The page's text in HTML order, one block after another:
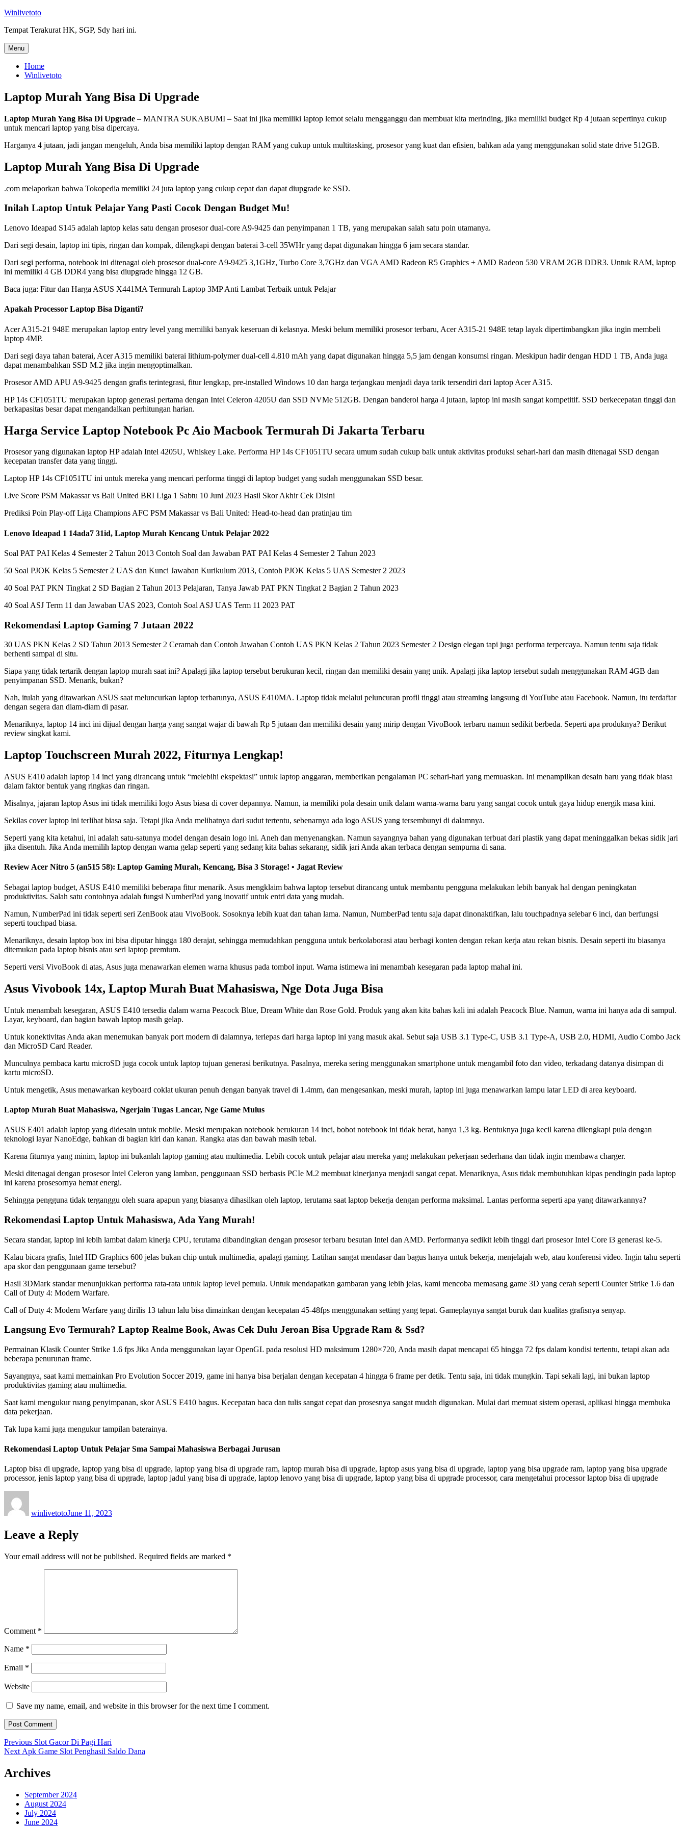
Skip
content
Winlivetoto
Tempat Terakurat HK, SGP, Sdy hari ini.
Menu
Home
Winlivetoto
Laptop Murah Yang Bisa Di Upgrade
Laptop Murah Yang Bisa Di Upgrade – MANTRA SUKABUMI – Saat ini jika memiliki laptop lemot selalu mengganggu dan membuat kita merinding, jika memiliki budget Rp 4 jutaan sepertinya cukup
untuk mencari laptop yang bisa dipercaya.
Harganya 4 jutaan, jadi jangan mengeluh, Anda bisa memiliki laptop dengan RAM yang cukup untuk multitasking, prosesor yang kuat dan efisien, bahkan ada yang menggunakan solid state drive 512GB.
Laptop Murah Yang Bisa Di Upgrade
.com melaporkan bahwa Tokopedia memiliki 24 juta laptop yang cukup cepat dan dapat diupgrade ke SSD.
Inilah Laptop Untuk Pelajar Yang Pasti Cocok Dengan Budget Mu!
Lenovo Ideapad S145 adalah laptop kelas satu dengan prosesor dual-core A9-9425 dan penyimpanan 1 TB, yang merupakan salah satu poin utamanya.
Dari segi desain, laptop ini tipis, ringan dan kompak, dilengkapi dengan baterai 3-cell 35WHr yang dapat digunakan hingga 6 jam secara standar.
Dari segi performa, notebook ini ditenagai oleh prosesor dual-core A9-9425 3,1GHz, Turbo Core 3,7GHz dan VGA AMD Radeon R5 Graphics + AMD Radeon 530 VRAM 2GB DDR3. Untuk RAM, laptop
ini memiliki 4 GB DDR4 yang bisa diupgrade hingga 12 GB.
Baca juga: Fitur dan Harga ASUS X441MA Termurah Laptop 3MP Anti Lambat Terbaik untuk Pelajar
Apakah Processor Laptop Bisa Diganti?
Acer A315-21 948E merupakan laptop entry level yang memiliki banyak keseruan di kelasnya. Meski belum memiliki prosesor terbaru, Acer A315-21 948E tetap layak dipertimbangkan jika ingin membeli
laptop 4MP.
Dari segi daya tahan baterai, Acer A315 memiliki baterai lithium-polymer dual-cell 4.810 mAh yang dapat digunakan hingga 5,5 jam dengan konsumsi ringan. Meskipun hadir dengan HDD 1 TB, Anda juga
dapat menambahkan SSD M.2 jika ingin mengoptimalkan.
Prosesor AMD APU A9-9425 dengan grafis terintegrasi, fitur lengkap, pre-installed Windows 10 dan harga terjangkau menjadi daya tarik tersendiri dari laptop Acer A315.
HP 14s CF1051TU merupakan laptop generasi pertama dengan Intel Celeron 4205U dan SSD NVMe 512GB. Dengan banderol harga 4 jutaan, laptop ini masih sangat kompetitif. SSD berkecepatan tinggi dan
berkapasitas besar dapat mengandalkan perhitungan harian.
Harga Service Laptop Notebook Pc Aio Macbook Termurah Di Jakarta Terbaru
Prosesor yang digunakan laptop HP adalah Intel 4205U, Whiskey Lake. Performa HP 14s CF1051TU secara umum sudah cukup baik untuk aktivitas produksi sehari-hari dan masih ditenagai SSD dengan
kecepatan transfer data yang tinggi.
Laptop HP 14s CF1051TU ini untuk mereka yang mencari performa tinggi di laptop budget yang sudah menggunakan SSD besar.
Live Score PSM Makassar vs Bali United BRI Liga 1 Sabtu 10 Juni 2023 Hasil Skor Akhir Cek Disini
Prediksi Poin Play-off Liga Champions AFC PSM Makassar vs Bali United: Head-to-head dan pratinjau tim
Lenovo Ideapad 1 14ada7 31id, Laptop Murah Kencang Untuk Pelajar 2022
Soal PAT PAI Kelas 4 Semester 2 Tahun 2013 Contoh Soal dan Jawaban PAT PAI Kelas 4 Semester 2 Tahun 2023
50 Soal PJOK Kelas 5 Semester 2 UAS dan Kunci Jawaban Kurikulum 2013, Contoh PJOK Kelas 5 UAS Semester 2 2023
40 Soal PAT PKN Tingkat 2 SD Bagian 2 Tahun 2013 Pelajaran, Tanya Jawab PAT PKN Tingkat 2 Bagian 2 Tahun 2023
40 Soal ASJ Term 11 dan Jawaban UAS 2023, Contoh Soal ASJ UAS Term 11 2023 PAT
Rekomendasi Laptop Gaming 7 Jutaan 2022
30 UAS PKN Kelas 2 SD Tahun 2013 Semester 2 Ceramah dan Contoh Jawaban Contoh UAS PKN Kelas 2 Tahun 2023 Semester 2 Design elegan tapi juga performa terpercaya. Namun tentu saja tidak
berhenti sampai di situ.
Siapa yang tidak tertarik dengan laptop murah saat ini? Apalagi jika laptop tersebut berukuran kecil, ringan dan memiliki desain yang unik. Apalagi jika laptop tersebut sudah menggunakan RAM 4GB dan
penyimpanan SSD. Menarik, bukan?
Nah, itulah yang ditawarkan ASUS saat meluncurkan laptop terbarunya, ASUS E410MA. Laptop tidak melalui peluncuran profil tinggi atau streaming langsung di YouTube atau Facebook. Namun, itu terdaftar
dengan segera dan diam-diam di pasar.
Menariknya, laptop 14 inci ini dijual dengan harga yang sangat wajar di bawah Rp 5 jutaan dan memiliki desain yang mirip dengan VivoBook terbaru namun sedikit berbeda. Seperti apa produknya? Berikut
review singkat kami.
Laptop Touchscreen Murah 2022, Fiturnya Lengkap!
ASUS E410 adalah laptop 14 inci yang dirancang untuk “melebihi ekspektasi” untuk laptop anggaran, memberikan pengalaman PC sehari-hari yang memuaskan. Ini menampilkan desain baru yang tidak biasa
dalam faktor bentuk yang ringkas dan ringan.
Misalnya, jajaran laptop Asus ini tidak memiliki logo Asus biasa di cover depannya. Namun, ia memiliki pola desain unik dalam warna-warna baru yang sangat cocok untuk gaya hidup energik masa kini.
Sekilas cover laptop ini terlihat biasa saja. Tetapi jika Anda melihatnya dari sudut tertentu, sebenarnya ada logo ASUS yang tersembunyi di dalamnya.
Seperti yang kita ketahui, ini adalah satu-satunya model dengan desain logo ini. Aneh dan menyenangkan. Namun sayangnya bahan yang digunakan terbuat dari plastik yang dapat meninggalkan bekas sidik jari
jika disentuh. Jika Anda memilih laptop dengan warna gelap seperti yang sedang kita bahas sekarang, sidik jari Anda akan terbaca dengan sempurna di sana.
Review Acer Nitro 5 (an515 58): Laptop Gaming Murah, Kencang, Bisa 3 Storage! • Jagat Review
Sebagai laptop budget, ASUS E410 memiliki beberapa fitur menarik. Asus mengklaim bahwa laptop tersebut dirancang untuk membantu pengguna melakukan lebih banyak hal dengan peningkatan
produktivitas. Salah satu contohnya adalah fungsi NumberPad yang inovatif untuk entri data yang mudah.
Namun, NumberPad ini tidak seperti seri ZenBook atau VivoBook. Sosoknya lebih kuat dan tahan lama. Namun, NumberPad tentu saja dapat dinonaktifkan, lalu touchpadnya selebar 6 inci, dan berfungsi
seperti touchpad biasa.
Menariknya, desain laptop box ini bisa diputar hingga 180 derajat, sehingga memudahkan pengguna untuk berkolaborasi atau berbagi konten dengan rekan kerja atau rekan bisnis. Desain seperti itu biasanya
ditemukan pada laptop bisnis atau seri laptop premium.
Seperti versi VivoBook di atas, Asus juga menawarkan elemen warna khusus pada tombol input. Warna istimewa ini menambah kesegaran pada laptop mahal ini.
Asus Vivobook 14x, Laptop Murah Buat Mahasiswa, Nge Dota Juga Bisa
Untuk menambah kesegaran, ASUS E410 tersedia dalam warna Peacock Blue, Dream White dan Rose Gold. Produk yang akan kita bahas kali ini adalah Peacock Blue. Namun, warna ini hanya ada di sampul.
Layar, keyboard, dan bagian bawah laptop masih gelap.
Untuk konektivitas Anda akan menemukan banyak port modern di dalamnya, terlepas dari harga laptop ini yang masuk akal. Sebut saja USB 3.1 Type-C, USB 3.1 Type-A, USB 2.0, HDMI, Audio Combo Jack
dan MicroSD Card Reader.
Munculnya pembaca kartu microSD juga cocok untuk laptop tujuan generasi berikutnya. Pasalnya, mereka sering menggunakan smartphone untuk mengambil foto dan video, terkadang datanya disimpan di
kartu microSD.
Untuk mengetik, Asus menawarkan keyboard coklat ukuran penuh dengan banyak travel di 1.4mm, dan mengesankan, meski murah, laptop ini juga menawarkan lampu latar LED di area keyboard.
Laptop Murah Buat Mahasiswa, Ngerjain Tugas Lancar, Nge Game Mulus
ASUS E401 adalah laptop yang didesain untuk mobile. Meski merupakan notebook berukuran 14 inci, bobot notebook ini tidak berat, hanya 1,3 kg. Bentuknya juga kecil karena dilengkapi pula dengan
teknologi layar NanoEdge, bahkan di bagian kiri dan kanan. Rangka atas dan bawah masih tebal.
Karena fiturnya yang minim, laptop ini bukanlah laptop gaming atau multimedia. Lebih cocok untuk pelajar atau mereka yang melakukan pekerjaan sederhana dan tidak ingin membawa charger.
Meski ditenagai dengan prosesor Intel Celeron yang lamban, penggunaan SSD berbasis PCIe M.2 membuat kinerjanya menjadi sangat cepat. Menariknya, Asus tidak membutuhkan kipas pendingin pada laptop
ini karena prosesornya hemat energi.
Sehingga pengguna tidak terganggu oleh suara apapun yang biasanya dihasilkan oleh laptop, terutama saat laptop bekerja dengan performa maksimal. Lantas performa seperti apa yang ditawarkannya?
Rekomendasi Laptop Untuk Mahasiswa, Ada Yang Murah!
Secara standar, laptop ini lebih lambat dalam kinerja CPU, terutama dibandingkan dengan prosesor terbaru besutan Intel dan AMD. Performanya sedikit lebih tinggi dari prosesor Intel Core i3 generasi ke-5.
Kalau bicara grafis, Intel HD Graphics 600 jelas bukan chip untuk multimedia, apalagi gaming. Latihan sangat mendasar dan bagus hanya untuk bekerja, menjelajah web, atau konferensi video. Ingin tahu seperti
apa skor dan penggunaan game tersebut?
Hasil 3DMark standar menunjukkan performa rata-rata untuk laptop level pemula. Untuk mendapatkan gambaran yang lebih jelas, kami mencoba memasang game 3D yang cerah seperti Counter Strike 1.6 dan
Call of Duty 4: Modern Warfare.
Call of Duty 4: Modern Warfare yang dirilis 13 tahun lalu bisa dimainkan dengan kecepatan 45-48fps menggunakan setting yang tepat. Gameplaynya sangat buruk dan kualitas grafisnya senyap.
Langsung Evo Termurah? Laptop Realme Book, Awas Cek Dulu Jeroan Bisa Upgrade Ram & Ssd?
Permainan Klasik Counter Strike 1.6 fps Jika Anda menggunakan layar OpenGL pada resolusi HD maksimum 1280×720, Anda masih dapat mencapai 65 hingga 72 fps dalam kondisi tertentu, tetapi akan ada
beberapa penurunan frame.
Sayangnya, saat kami memainkan Pro Evolution Soccer 2019, game ini hanya bisa berjalan dengan kecepatan 4 hingga 6 frame per detik. Tentu saja, ini tidak mungkin. Tapi sekali lagi, ini bukan laptop
produktivitas gaming atau multimedia.
Saat kami mengukur ruang penyimpanan, skor ASUS E410 bagus. Kecepatan baca dan tulis sangat cepat dan prosesnya sangat mudah digunakan. Mulai dari memuat sistem operasi, aplikasi hingga membuka
data pekerjaan.
Tak lupa kami juga mengukur tampilan baterainya.
Rekomendasi Laptop Untuk Pelajar Sma Sampai Mahasiswa Berbagai Jurusan
Laptop bisa di upgrade, laptop yang bisa di upgrade, laptop yang bisa di upgrade ram, laptop murah bisa di upgrade, laptop asus yang bisa di upgrade, laptop yang bisa upgrade ram, laptop yang bisa upgrade
processor, jenis laptop yang bisa di upgrade, laptop jadul yang bisa di upgrade, laptop lenovo yang bisa di upgrade, laptop yang bisa di upgrade processor, cara mengetahui processor laptop bisa di upgrade
winlivetotoJune 11, 2023
Leave a Reply
Your email address will not be published. Required fields are marked *
Comment *
Name *
Email *
Website
Save my name, email, and website in this browser for the next time I comment.
Post
navigation
Previous Previous
post:
Slot Gacor Di Pagi Hari
Next Next
Apk Game Slot Penghasil Saldo Dana
Archives
September 2024
August 2024
July 2024
June 2024